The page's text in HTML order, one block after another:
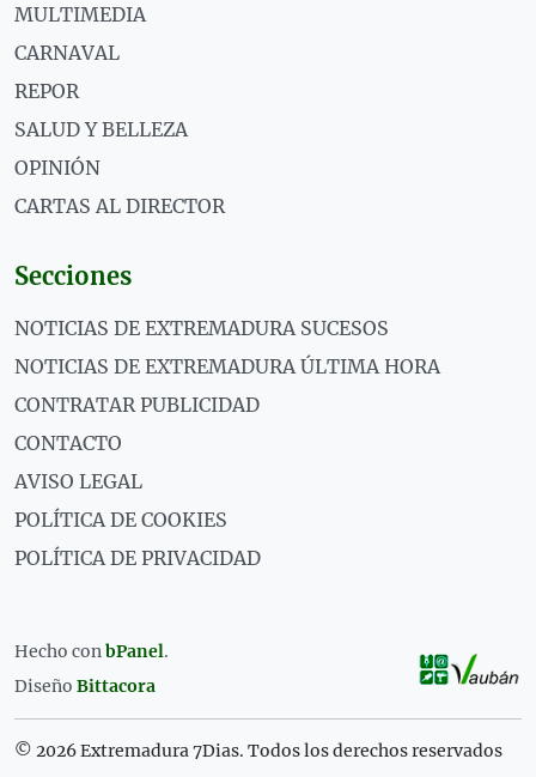
MULTIMEDIA
CARNAVAL
REPOR
SALUD Y BELLEZA
OPINIÓN
CARTAS AL DIRECTOR
Secciones
NOTICIAS DE EXTREMADURA SUCESOS
NOTICIAS DE EXTREMADURA ÚLTIMA HORA
CONTRATAR PUBLICIDAD
CONTACTO
AVISO LEGAL
POLÍTICA DE COOKIES
POLÍTICA DE PRIVACIDAD
Hecho conbPanel.
Diseño Bittacora
© 2026 Extremadura 7Dias. Todos los derechos reservados